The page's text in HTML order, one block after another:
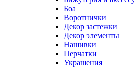
Боа
Воротнички
Декор застежки
Декор элементы
Нашивки
Перчатки
Украшения